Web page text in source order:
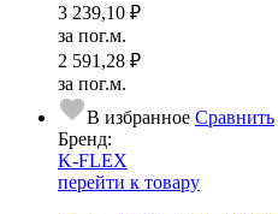
3 239,10 ₽
за пог.м.
2 591,28 ₽
за пог.м.
В избранное Сравнить
Бренд:
K-FLEX
перейти к товару